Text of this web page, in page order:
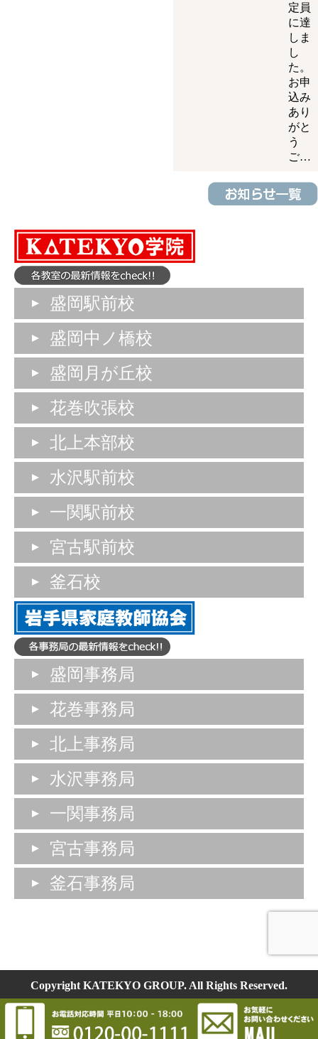
定員
に達
しま
し
た。
お申
込み
あり
がと
う
ご…
盛岡駅前校
盛岡中ノ橋校
盛岡月が丘校
花巻吹張校
北上本部校
水沢駅前校
一関駅前校
宮古駅前校
釜石校
盛岡事務局
花巻事務局
北上事務局
水沢事務局
一関事務局
宮古事務局
釜石事務局
Copyright KATEKYO GROUP. All Rights Reserved.